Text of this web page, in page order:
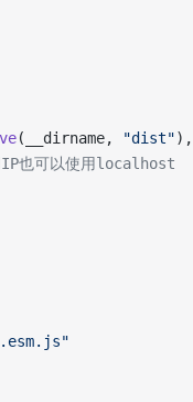
(__dirname, "dist"),
也可以使用localhost